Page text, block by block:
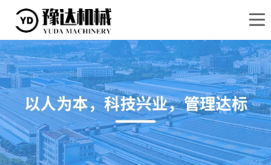
